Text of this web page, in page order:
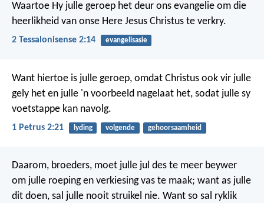
Waartoe Hy julle geroep het deur ons evangelie om die
heerlikheid van onse Here Jesus Christus te verkry.
2 Tessalonisense 2:14 evangelisasie
Want hiertoe is julle geroep, omdat Christus ook vir julle
gely het en julle 'n voorbeeld nagelaat het, sodat julle sy
voetstappe kan navolg.
1 Petrus 2:21 lyding volgende gehoorsaamheid
Daarom, broeders, moet julle jul des te meer beywer
om julle roeping en verkiesing vas te maak; want as julle
dit doen, sal julle nooit struikel nie. Want so sal ryklik